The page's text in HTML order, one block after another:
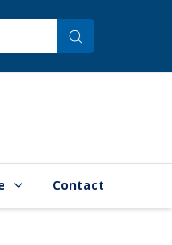
Contact